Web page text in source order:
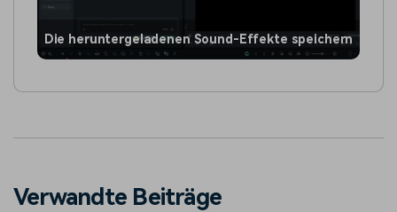
Die heruntergeladenen Sound-Effekte speichern
Verwandte Beiträge